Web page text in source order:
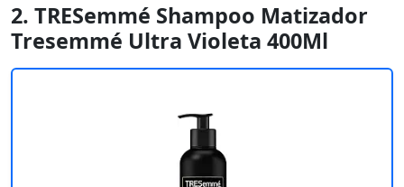
2. TRESemmé Shampoo Matizador
Tresemmé Ultra Violeta 400Ml